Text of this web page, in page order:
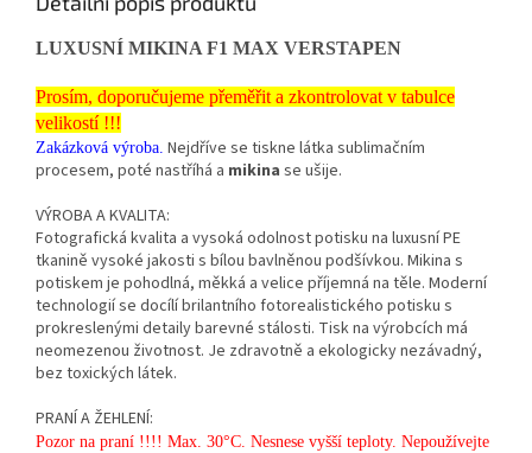
LUXUSNÍ MIKINA F1 MAX VERSTAPEN
Prosím, doporučujeme přeměřit a zkontrolovat v tabulce
velikostí !!!
Zakázková výroba. Nejdříve se tiskne látka sublimačním
procesem, poté nastříhá a mikina se ušije.
VÝROBA A KVALITA:
Fotografická kvalita a vysoká odolnost potisku na luxusní PE
tkanině vysoké jakosti s bílou bavlněnou podšívkou. Mikina s
potiskem je pohodlná, měkká a velice příjemná na těle. Moderní
technologií se docílí brilantního fotorealistického potisku s
prokreslenými detaily barevné stálosti. Tisk na výrobcích má
neomezenou životnost. Je zdravotně a ekologicky nezávadný,
bez toxických látek.
PRANÍ A ŽEHLENÍ:
Pozor na praní !!!! Max. 30°C. Nesnese vyšší teploty. Nepoužívejte